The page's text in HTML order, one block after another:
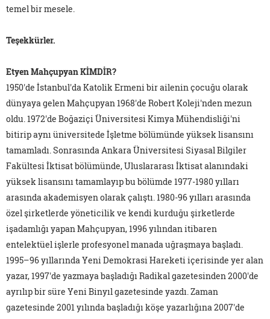
temel bir mesele.
Teşekkürler.
Etyen Mahçupyan KİMDİR?
1950'de İstanbul'da Katolik Ermeni bir ailenin çocuğu olarak
dünyaya gelen Mahçupyan 1968'de Robert Koleji'nden mezun
oldu. 1972'de Boğaziçi Üniversitesi Kimya Mühendisliği'ni
bitirip aynı üniversitede İşletme bölümünde yüksek lisansını
tamamladı. Sonrasında Ankara Üniversitesi Siyasal Bilgiler
Fakültesi İktisat bölümünde, Uluslararası İktisat alanındaki
yüksek lisansını tamamlayıp bu bölümde 1977-1980 yılları
arasında akademisyen olarak çalıştı. 1980-96 yılları arasında
özel şirketlerde yöneticilik ve kendi kurduğu şirketlerde
işadamlığı yapan Mahçupyan, 1996 yılından itibaren
entelektüel işlerle profesyonel manada uğraşmaya başladı.
1995–96 yıllarında Yeni Demokrasi Hareketi içerisinde yer alan
yazar, 1997'de yazmaya başladığıRadikalgazetesinden 2000'de
ayrılıp bir süre Yeni Binyılgazetesinde yazdı.Zaman
gazetesinde 2001 yılında başladığı köşe yazarlığına 2007'de